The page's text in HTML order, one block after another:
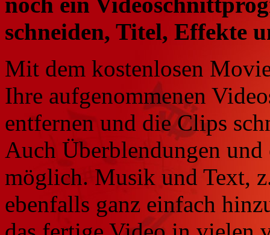
schneiden, Titel, Effekte
Mit dem kostenlosen
Ihre aufgenommenen
entfernen und die Clips
Auch Überblendungen
möglich. Musik und Text,
ebenfalls ganz einfach